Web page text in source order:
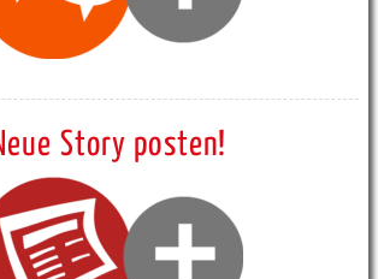
Story posten!